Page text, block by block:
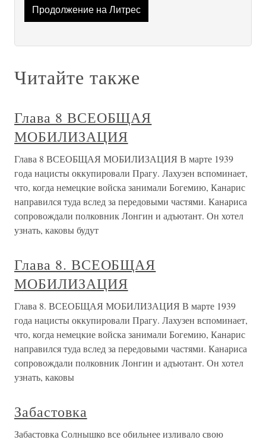
Продолжение на Литрес
Читайте также
Глава 8 ВСЕОБЩАЯ
МОБИЛИЗАЦИЯ
Глава 8 ВСЕОБЩАЯ МОБИЛИЗАЦИЯ В марте 1939
года нацисты оккупировали Прагу. Лахузен вспоминает,
что, когда немецкие войска занимали Богемию, Канарис
направился туда вслед за передовыми частями. Канариса
сопровождали полковник Лонгин и адъютант. Он хотел
узнать, каковы будут
Глава 8. ВСЕОБЩАЯ
МОБИЛИЗАЦИЯ
Глава 8. ВСЕОБЩАЯ МОБИЛИЗАЦИЯ В марте 1939
года нацисты оккупировали Прагу. Лахузен вспоминает,
что, когда немецкие войска занимали Богемию, Канарис
направился туда вслед за передовыми частями. Канариса
сопровождали полковник Лонгин и адъютант. Он хотел
узнать, каковы
Забастовка
Забастовка Солнышко все обильнее изливало свою